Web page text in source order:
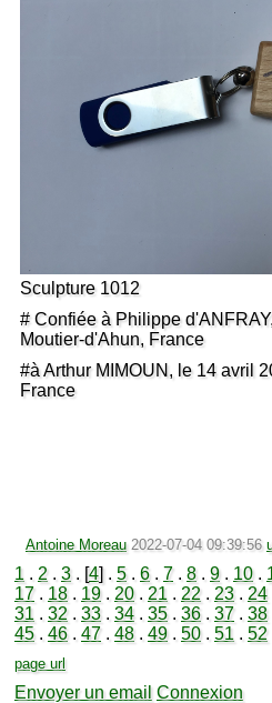
Sculpture 1012
# Confiée à Philippe
Moutier-d'Ahun, France
#à Arthur MIMOUN, le 14 avril
France
Antoine Moreau 2022-07-04 09:39:56
1 . 2 . 3. [4] . 5. 6. 7 . 8. 9. 10.
17 . 18. 19. 20. 21 . 22 . 23. 24
31 . 32 . 33. 34 . 35. 36. 37 . 38
45. 46. 47 . 48. 49. 50. 51 . 52
page url
Envoyer un email Connexion